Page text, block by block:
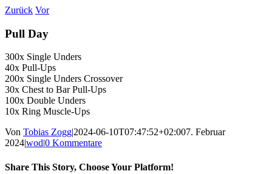
Zum
springen
Zurück Vor
Pull Day
300x Single Unders
40x Pull-Ups
200x Single Unders Crossover
30x Chest to Bar Pull-Ups
100x Double Unders
10x Ring Muscle-Ups
Von Tobias Zogg|2024-06-10T07:47:52+02:007. Februar
2024|wod|0 Kommentare
Share This Story, Choose Your Platform!